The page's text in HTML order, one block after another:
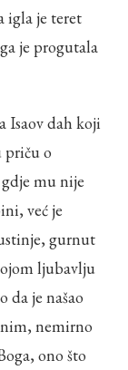
igla je teret
je progutala
Isaov dah koji
o
mu nije
već je
gurnut
ljubavlju
da je našao
nemirno
ono što